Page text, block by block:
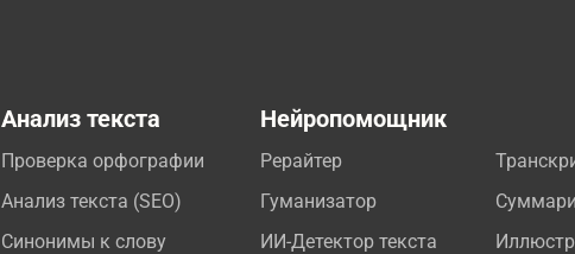
Анализ текста
Проверка орфографии
Анализ текста (SEO)
Синонимы к слову
Нейропомощник
Рерайтер
Гуманизатор
ИИ-Детектор текста